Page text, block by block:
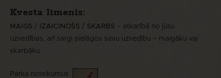
Kvesta līmenis:
MAIGS / IZAICINOŠS / SKARBS – atkarībā no jūsu
uzvedības, arī sargi pielāgos savu uzvedību – maigāku vai
skarbāku.
Parka noteikumus